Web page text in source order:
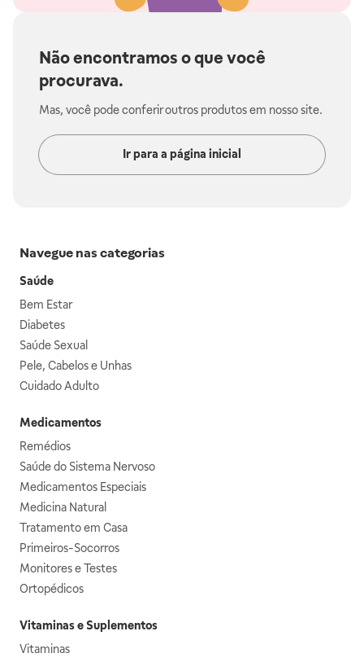
Não encontramos o que você
procurava.
Mas, você pode conferir outros produtos em nosso site.
Ir para a página inicial
Navegue nas categorias
Saúde
Bem Estar
Diabetes
Saúde Sexual
Pele, Cabelos e Unhas
Cuidado Adulto
Medicamentos
Remédios
Saúde do Sistema Nervoso
Medicamentos Especiais
Medicina Natural
Tratamento em Casa
Primeiros-Socorros
Monitores e Testes
Ortopédicos
Vitaminas e Suplementos
Vitaminas